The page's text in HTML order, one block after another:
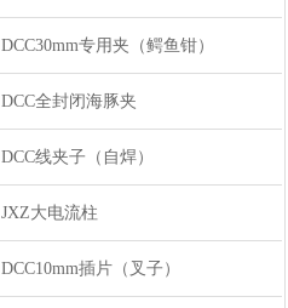
DCC30mm专用夹（鳄鱼钳）
DCC全封闭海豚夹
DCC线夹子（自焊）
JXZ大电流柱
DCC10mm插片（叉子）